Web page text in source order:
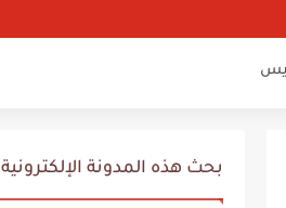
بحث هذه المدونة الإلكترونية